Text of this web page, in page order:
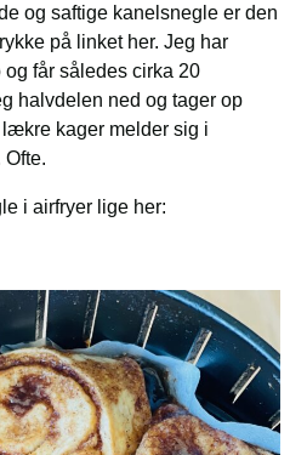
og saftige kanelsnegle er den
på linket her. Jeg har
får således cirka 20
halvdelen ned og tager op
kager melder sig i
i airfryer lige her: